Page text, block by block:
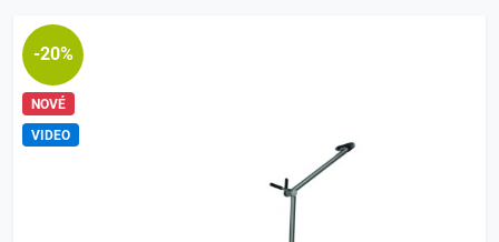
-20%
NOVÉ
VIDEO